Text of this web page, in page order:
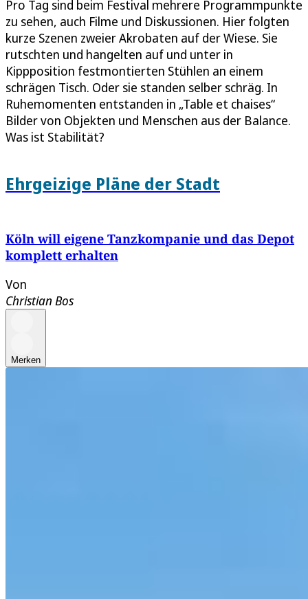
Pro Tag sind beim Festival mehrere Programmpunkte
zu sehen, auch Filme und Diskussionen. Hier folgten
kurze Szenen zweier Akrobaten auf der Wiese. Sie
rutschten und hangelten auf und unter in
Kippposition festmontierten Stühlen an einem
schrägen Tisch. Oder sie standen selber schräg. In
Ruhemomenten entstanden in „Table et chaises“
Bilder von Objekten und Menschen aus der Balance.
Was ist Stabilität?
Ehrgeizige Pläne der Stadt
Köln will eigene Tanzkompanie und das Depot
komplett erhalten
Von
Christian Bos
Merken